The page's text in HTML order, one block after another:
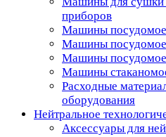
приборов
Машины
Машины
Машины
Машины
Расходные
оборудования
Нейтральное
Аксессуары для